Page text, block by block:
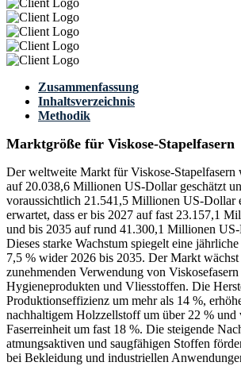
Zusammenfassung
Inhaltsverzeichnis
Methodik
Marktgröße für Viskose-Stapelfasern
Der weltweite Markt für Viskose-Stapelfasern
auf 20.038,6 Millionen US-Dollar geschätzt
voraussichtlich 21.541,5 Millionen US-Dollar
erwartet, dass er bis 2027 auf fast 23.157,1
und bis 2035 auf rund 41.300,1 Millionen
Dieses starke Wachstum spiegelt eine
7,5 % wider 2026 bis 2035. Der Markt
zunehmenden Verwendung von
Hygieneprodukten und Vliesstoffen. Die
Produktionseffizienz um mehr als 14 %,
nachhaltigem Holzzellstoff um über 22 % und
Faserreinheit um fast 18 %. Die steigende
atmungsaktiven und saugfähigen Stoffen
bei Bekleidung und industriellen